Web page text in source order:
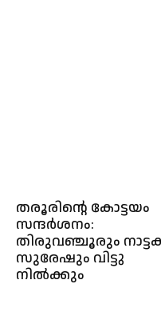
തരൂരിന്റെ കോട്ടയം
സന്ദര്‍ശനം:
തിരുവഞ്ചൂരും
സുരേഷും വിട്ടു
നിൽക്കും